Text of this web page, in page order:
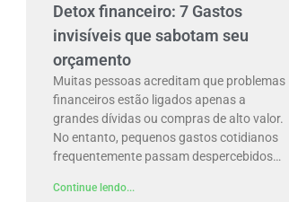
Detox financeiro: 7 Gastos
invisíveis que sabotam seu
orçamento
Muitas pessoas acreditam que problemas
financeiros estão ligados apenas a
grandes dívidas ou compras de alto valor.
No entanto, pequenos gastos cotidianos
frequentemente passam despercebidos…
Continue lendo...